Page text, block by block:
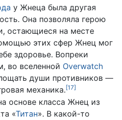
у Жнеца была другая
Она позволяла герою
остающиеся на месте
этих сфер Жнец мог
здоровье. Вопреки
во вселенной Overwatch
души противников —
механика.[17]
основе класса Жнец из
«Титан». В какой-то